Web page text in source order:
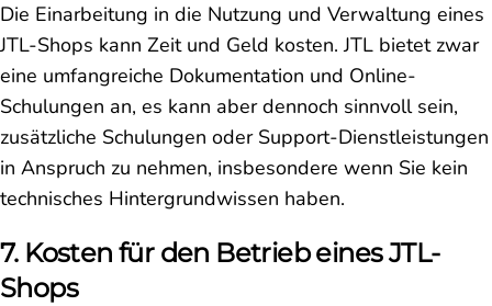
Die Einarbeitung in die Nutzung und Verwaltung eines
JTL-Shops kann Zeit und Geld kosten. JTL bietet zwar
eine umfangreiche Dokumentation und Online-
Schulungen an, es kann aber dennoch sinnvoll sein,
zusätzliche Schulungen oder Support-Dienstleistungen
in Anspruch zu nehmen, insbesondere wenn Sie kein
technisches Hintergrundwissen haben.
7. Kosten für den Betrieb eines JTL-
Shops